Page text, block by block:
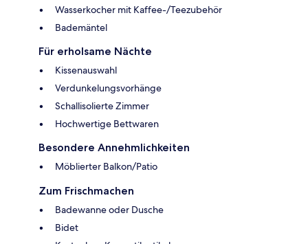
Wasserkocher mit Kaffee-/Teezubehör
Bademäntel
Für erholsame Nächte
Kissenauswahl
Verdunkelungsvorhänge
Schallisolierte Zimmer
Hochwertige Bettwaren
Besondere Annehmlichkeiten
Möblierter Balkon/Patio
Zum Frischmachen
Badewanne oder Dusche
Bidet